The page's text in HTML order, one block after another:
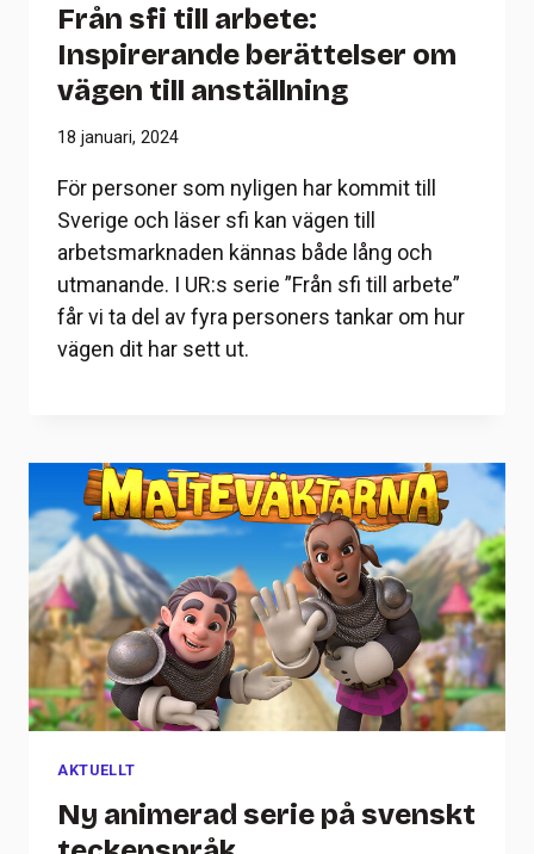
Från sfi till arbete:
Inspirerande berättelser om
vägen till anställning
18 januari, 2024
För personer som nyligen har kommit till
Sverige och läser sfi kan vägen till
arbetsmarknaden kännas både lång och
utmanande. I UR:s serie ”Från sfi till arbete”
får vi ta del av fyra personers tankar om hur
vägen dit har sett ut.
AKTUELLT
Ny animerad serie på svenskt